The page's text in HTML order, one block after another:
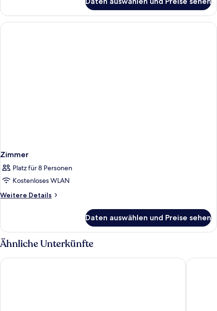
Zimmer
Platz für 8 Personen
Kostenloses WLAN
Weitere Details
Weitere
Daten auswählen und Preise sehen
Ähnliche Unterkünfte
Piazza Hotel und Restaurant Aalener